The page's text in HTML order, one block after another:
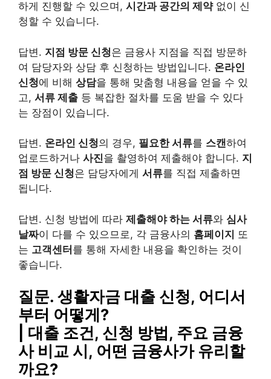
하게 진행할 수 있으며, 시간과 공간의 제약없이 신
청할 수 있습니다.
답변. 지점 방문 신청은 금융사 지점을 직접 방문하
여 담당자와 상담 후 신청하는 방법입니다. 온라인
신청에 비해 상담을 통해 맞춤형 내용을 얻을 수 있
고, 서류 제출 등 복잡한 절차를 도움 받을 수 있다
는 장점이 있습니다.
답변. 온라인 신청의 경우, 필요한 서류를 스캔하여
업로드하거나 사진을 촬영하여 제출해야 합니다. 지
점 방문 신청은 담당자에게 서류를 직접 제출하면
됩니다.
답변. 신청 방법에 따라 제출해야 하는 서류와 심사
날짜이 다를 수 있으므로, 각 금융사의 홈페이지 또
는 고객센터를 통해 자세한 내용을 확인하는 것이
좋습니다.
질문. 생활자금 대출 신청, 어디서
부터 어떻게?
| 대출 조건, 신청 방법, 주요 금융
사 비교 시, 어떤 금융사가 유리할
까요?